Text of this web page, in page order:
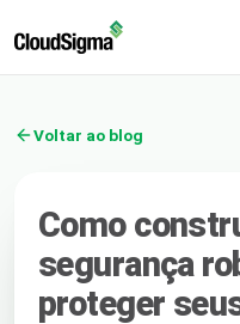
Voltar ao blog
Como
segurança
proteger